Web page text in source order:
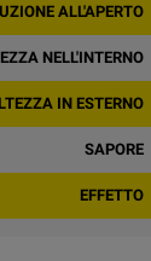
ALL'APERTO
NELL'INTERNO
IN ESTERNO
SAPORE
EFFETTO